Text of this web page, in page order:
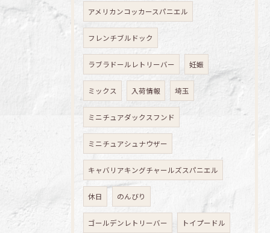
アメリカンコッカースパニエル
フレンチブルドック
ラブラドールレトリーバー 妊娠
ミックス 入荷情報 埼玉
ミニチュアダックスフンド
ミニチュアシュナウザー
キャバリアキングチャールズスパニエル
休日 のんびり
ゴールデンレトリーバー トイプードル